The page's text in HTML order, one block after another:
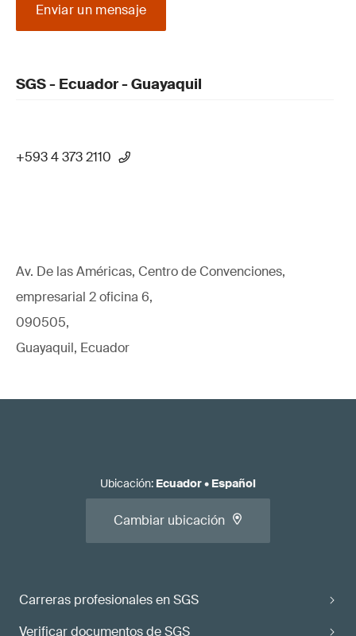
Enviar un mensaje
SGS - Ecuador - Guayaquil
+593 4 373 2110
Av. De las Américas, Centro de Convenciones,
empresarial 2 oficina 6,
090505,
Guayaquil, Ecuador
Carreras profesionales en SGS
Verificar documentos de SGS
Ubicación: Ecuador• Español
Cambiar ubicación